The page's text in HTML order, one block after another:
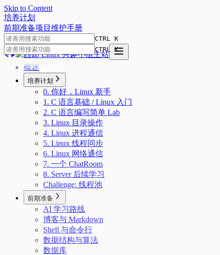
Skip to Content
培养计划
前期准备项目 维护手册
CTRL K
CTRL K
概述
培养计划
0. 你好，Linux 新手
1. C 语言基础 / Linux 入门
2. C 语言编写简单 Lab
3. Linux 目录操作
4. Linux 进程通信
5. Linux 线程同步
6. Linux 网络通信
7. 一个 ChatRoom
8. Server 后续学习
Challenge: 线程池
前期准备
AI 学习路线
博客与 Markdown
Shell 与命令行
数据结构与算法
数据库